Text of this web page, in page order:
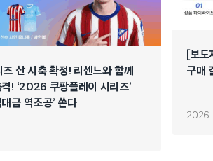
즈 산 시축 확정! 리센느와 함께
격! ‘2026 쿠팡플레이 시리즈’
급 역조공’ 쏜다
[보
구매
2026.